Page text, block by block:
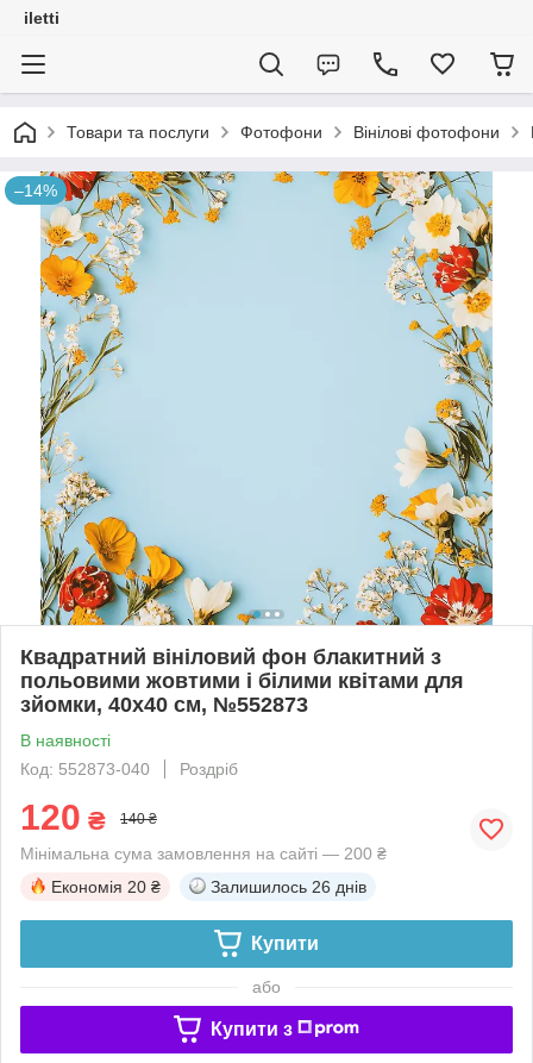
iletti
Товари та послуги Фотофони Вінілові фотофони
–14%
Квадратний вініловий фон блакитний з
польовими жовтими і білими квітами для
зйомки, 40x40 см, №552873
В наявності
Код: 552873-040
Роздріб
120 ₴ 140 ₴
Мінімальна сума замовлення на сайті — 200 ₴
Економія 20 ₴ Залишилось 26 днів
Купити
або
Купити з